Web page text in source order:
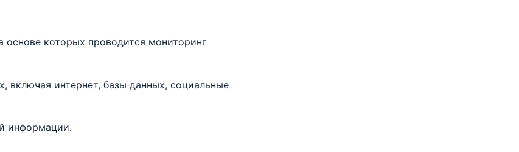
основе которых проводится мониторинг
интернет, базы данных, социальные
информации.